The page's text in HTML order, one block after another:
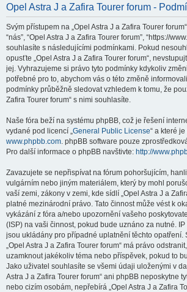
Opel Astra J a Zafira Tourer forum -
Svým přístupem na „Opel Astra J a Zafira Tourer
“nás”, “Opel Astra J a Zafira Tourer forum”, “https://
souhlasíte s následujícími podmínkami. Pokud
opusťte „Opel Astra J a Zafira Tourer forum“,
jej. Vyhrazujeme si právo tyto podmínky kdykoliv
potřebné pro to, abychom vás o této změně
podmínky průběžně sledovat vzhledem k tomu, že
Zafira Tourer forum“ s nimi souhlasíte.
Naše fóra beží na systému phpBB, což je řešení
vydané pod licencí „General Public License“ a které
www.phpbb.com. phpBB software pouze
Pro další informace o phpBB navštivte: http://
Zavazujete se nepřispívat na fórum pohoršujícím,
vulgárním nebo jiným materiálem, který by mohl
vaší zemi, zákony v zemi, kde sídlí „Opel Astra J a
platné mezinárodní právo. Tato činnost může vést k
vykázání z fóra a/nebo upozornění vašeho
(ISP) na vaši činnost, pokud bude uznáno za nutné.
jsou ukládány pro případné uplatnění těchto opatření.
„Opel Astra J a Zafira Tourer forum“ má právo
uzamknout jakékoliv téma nebo příspěvek, pokud to
Jako uživatel souhlasíte se všemi údaji uloženými v
Astra J a Zafira Tourer forum“ ani phpBB neposkytne
nebo cizím osobám, nepřebírá „Opel Astra J a Zafira